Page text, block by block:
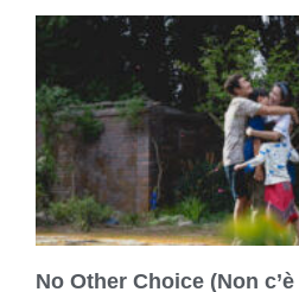
No Other Choice (Non